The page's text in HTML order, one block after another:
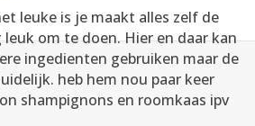
leuke is je maakt alles zelf de
om te doen. Hier en daar kan
ingedienten gebruiken maar de
heb hem nou paar keer
shampignons en roomkaas ipv